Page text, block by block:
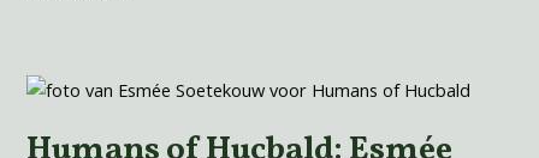
Humans
Hucbald: